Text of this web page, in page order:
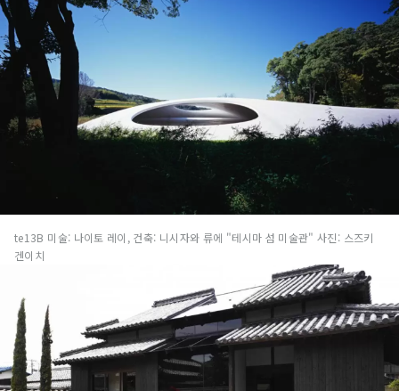
te13B 미술: 나이토 레이, 건축: 니시자와 류에 "테시마 섬 미술관" 사진: 스즈키
겐이치